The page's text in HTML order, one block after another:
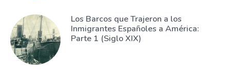
Los Barcos que Trajeron a los
Inmigrantes Españoles a América:
Parte 1 (Siglo XIX)